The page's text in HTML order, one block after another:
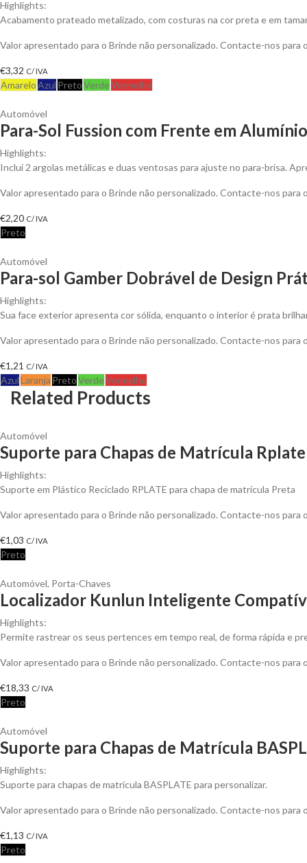
Highlights:
Acabamento prateado metalizado, com costuras na cor preta e em
Valor apresentado para o Brinde não personalizado. Contacte-nos
€3,32 C/ IVA
AmareloAzul PretoVerdeVermelho
Automóvel
Para-Sol Fussion com Frente em
Highlights:
Inclui 2 argolas metálicas e duas ventosas para ajuste no para-brisa.
Valor apresentado para o Brinde não personalizado. Contacte-nos
€2,20 C/ IVA
Preto
Automóvel
Para-sol Gamber Dobrável de Design
Highlights:
Sua face exterior apresenta cor sólida, enquanto o interior é prata
Valor apresentado para o Brinde não personalizado. Contacte-nos
€1,21 C/ IVA
AzulLaranja PretoVerdeVermelho
Related Products
Automóvel
Suporte para Chapas de Matrícula
Highlights:
Suporte em Plástico Reciclado RPLATE para chapa de matrícula Preta
Valor apresentado para o Brinde não personalizado. Contacte-nos
€1,03 C/ IVA
Preto
Automóvel, Porta-Chaves
Localizador Kunlun Inteligente
Highlights:
Permite rastrear os seus pertences em tempo real, de forma rápida e
Valor apresentado para o Brinde não personalizado. Contacte-nos
€18,33 C/ IVA
Preto
Automóvel
Suporte para Chapas de Matrícula
Highlights:
Suporte para chapas de matrícula BASPLATE para personalizar.
Valor apresentado para o Brinde não personalizado. Contacte-nos
€1,13 C/ IVA
Preto